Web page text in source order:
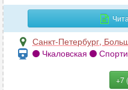
Венерология
Санкт-Петербург,
Чкаловская
+7